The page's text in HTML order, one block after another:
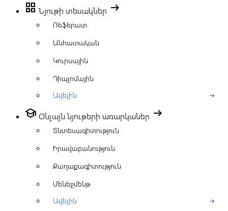
grid_view Նյութի տեսակներ arrow_right_alt
Ռեֆերատ
Անհատական
Կուրսային
Դիպլոմային
Ավելին
arrow_right_alt
school Օնլայն նյութերի առարկաներ arrow_right_alt
Տնտեսագիտություն
Իրավաբանություն
Քաղաքագիտություն
Մենեջմենթ
Ավելին
arrow_right_alt